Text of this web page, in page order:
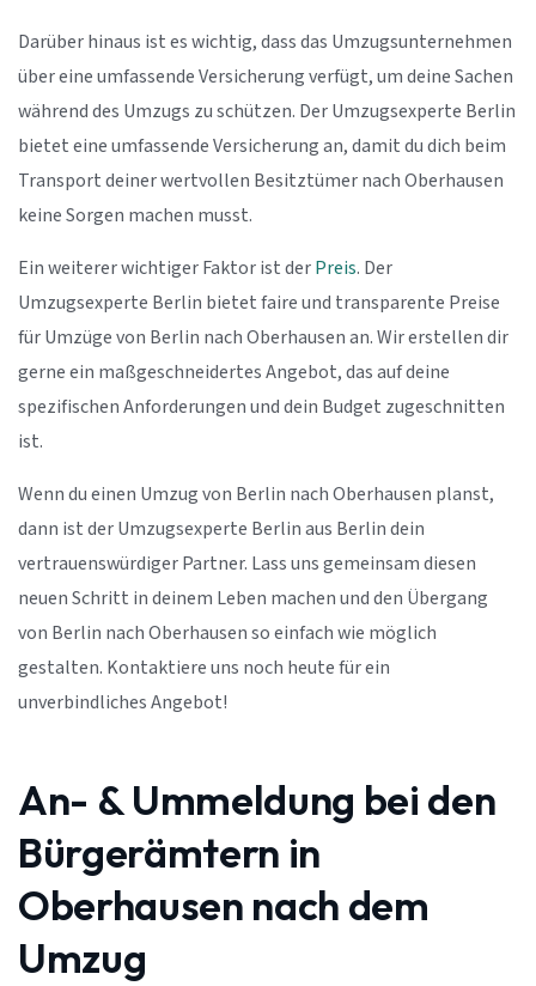
Darüber hinaus ist es wichtig, dass das Umzugsunternehmen
über eine umfassende Versicherung verfügt, um deine Sachen
während des Umzugs zu schützen. Der Umzugsexperte Berlin
bietet eine umfassende Versicherung an, damit du dich beim
Transport deiner wertvollen Besitztümer nach Oberhausen
keine Sorgen machen musst.
Ein weiterer wichtiger Faktor ist derPreis. Der
Umzugsexperte Berlin bietet faire und transparente Preise
für Umzüge von Berlin nach Oberhausen an. Wir erstellen dir
gerne ein maßgeschneidertes Angebot, das auf deine
spezifischen Anforderungen und dein Budget zugeschnitten
ist.
Wenn du einen Umzug von Berlin nach Oberhausen planst,
dann ist der Umzugsexperte Berlin aus Berlin dein
vertrauenswürdiger Partner. Lass uns gemeinsam diesen
neuen Schritt in deinem Leben machen und den Übergang
von Berlin nach Oberhausen so einfach wie möglich
gestalten. Kontaktiere uns noch heute für ein
unverbindliches Angebot!
An- & Ummeldung bei den
Bürgerämtern in
Oberhausen nach dem
Umzug